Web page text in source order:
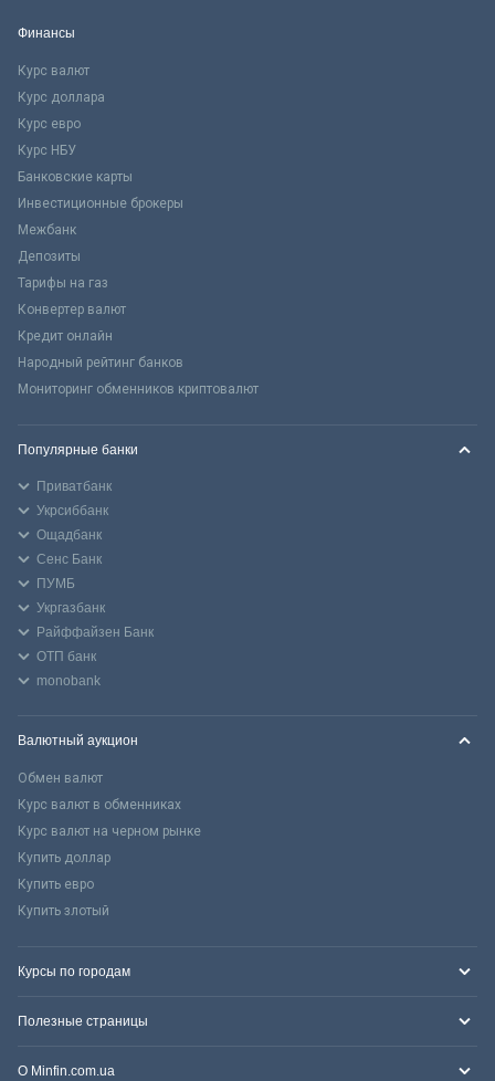
Финансы
Курс валют
Курс доллара
Курс евро
Курс НБУ
Банковские карты
Инвестиционные брокеры
Межбанк
Депозиты
Тарифы на газ
Конвертер валют
Кредит онлайн
Народный рейтинг банков
Мониторинг обменников криптовалют
Популярные банки
Приватбанк
Укрсиббанк
Ощадбанк
Сенс Банк
ПУМБ
Укргазбанк
Райффайзен Банк
ОТП банк
monobank
Валютный аукцион
Обмен валют
Курс валют в обменниках
Курс валют на черном рынке
Купить доллар
Купить евро
Купить злотый
Курсы по городам
Полезные страницы
О Minfin.com.ua